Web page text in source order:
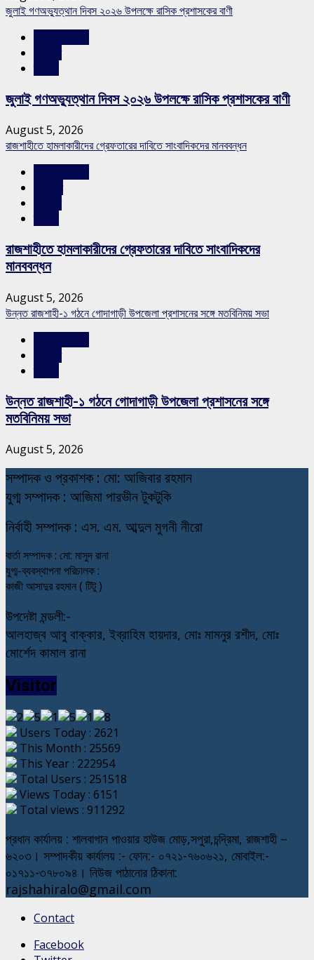
জুলাই গণঅভ্যুত্থান দিবস ২০২৬ উপলক্ষে রাসিক প্রশাসকের বাণী
জুলাই গণঅভ্যুত্থান দিবস ২০২৬ উপলক্ষে রাসিক প্রশাসকের বাণী
August 5, 2026
রাজশাহীতে হামলাকারীদের গ্রেফতারের দাবিতে সাংবাদিকদের মানববন্ধন
রাজশাহীতে হামলাকারীদের গ্রেফতারের দাবিতে সাংবাদিকদের
মানববন্ধন
August 5, 2026
উন্নত রাজশাহী-১ গঠনে গোদাগাড়ী উপজেলা প্রশাসনের সঙ্গে মতবিনিময় সভা
উন্নত রাজশাহী-১ গঠনে গোদাগাড়ী উপজেলা প্রশাসনের সঙ্গে
মতবিনিময় সভা
August 5, 2026
সম্পাদক ও প্রকাশক : মো: আজিবার রহমান
যুগ্ম সম্পাদক : আজিমা পারভীন টুকটুকি
নির্বাহী সম্পাদক : এস. এম. আব্দুল মুগনী নীরো
বার্তা সম্পাদক : মো: মাসুদ রানা
যুগ্ম-ব্যবস্থাপনা পরিচালক :
কাজী আসাদুর রহমান ( টিটু )
উপদেষ্টা মন্ডলী:-
আলহাজ্ব আবু বাক্কার, ইব্রাহিম হায়দার, মোঃ মামনুর রশীদ, মোঃ
মোর্শেদ কামাল রানা
Visitor
Users Today : 2621
This Month : 25569
This Year : 222954
Total Users : 251518
Views Today : 6151
Total views : 911292
প্রধান কার্যালয় : শালবাগান পাওয়ার হাউজ মোড়,সপুরা,চন্দ্রিমা, রাজশাহী –
৬২০৩। সম্পাদকীয় কার্যালয় :- ফোন:- ০৭২১-৭৬০৬২১, মোবাইল:-
০১৭১১-৩৭৮০৯৪। নিউজ পাঠানোর ঠিকানা:
rajshahiralo@gmail.com
Contact
Facebook